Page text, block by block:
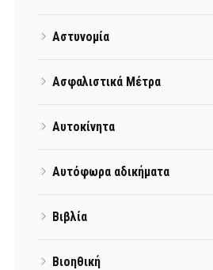
Αστυνομία
Ασφαλιστικά Μέτρα
Αυτοκίνητα
Αυτόφωρα αδικήματα
Βιβλία
Βιοηθική